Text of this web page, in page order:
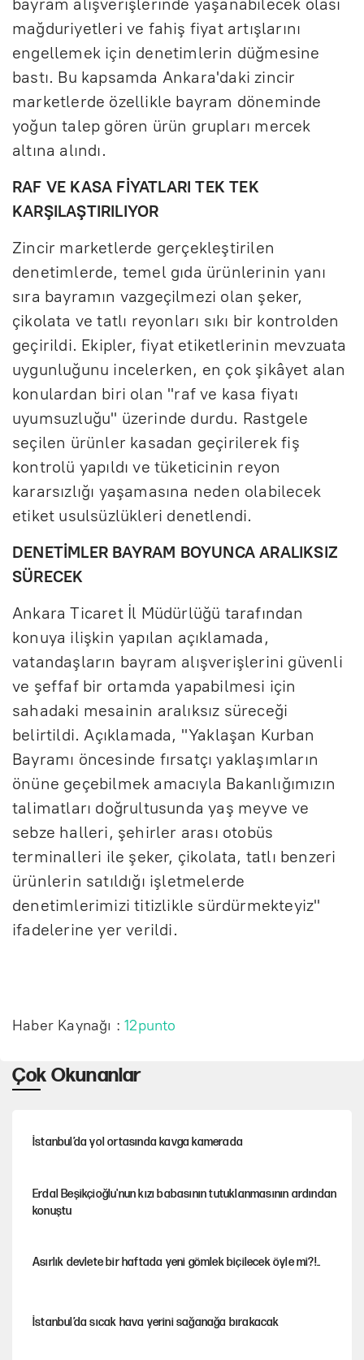
bayram alışverişlerinde yaşanabilecek olası
mağduriyetleri ve fahiş fiyat artışlarını
engellemek için denetimlerin düğmesine
bastı. Bu kapsamda Ankara'daki zincir
marketlerde özellikle bayram döneminde
yoğun talep gören ürün grupları mercek
altına alındı.
RAF VE KASA FİYATLARI TEK TEK
KARŞILAŞTIRILIYOR
Zincir marketlerde gerçekleştirilen
denetimlerde, temel gıda ürünlerinin yanı
sıra bayramın vazgeçilmezi olan şeker,
çikolata ve tatlı reyonları sıkı bir kontrolden
geçirildi. Ekipler, fiyat etiketlerinin mevzuata
uygunluğunu incelerken, en çok şikâyet alan
konulardan biri olan "raf ve kasa fiyatı
uyumsuzluğu" üzerinde durdu. Rastgele
seçilen ürünler kasadan geçirilerek fiş
kontrolü yapıldı ve tüketicinin reyon
kararsızlığı yaşamasına neden olabilecek
etiket usulsüzlükleri denetlendi.
DENETİMLER BAYRAM BOYUNCA ARALIKSIZ
SÜRECEK
Ankara Ticaret İl Müdürlüğü tarafından
konuya ilişkin yapılan açıklamada,
vatandaşların bayram alışverişlerini güvenli
ve şeffaf bir ortamda yapabilmesi için
sahadaki mesainin aralıksız süreceği
belirtildi. Açıklamada, "Yaklaşan Kurban
Bayramı öncesinde fırsatçı yaklaşımların
önüne geçebilmek amacıyla Bakanlığımızın
talimatları doğrultusunda yaş meyve ve
sebze halleri, şehirler arası otobüs
terminalleri ile şeker, çikolata, tatlı benzeri
ürünlerin satıldığı işletmelerde
denetimlerimizi titizlikle sürdürmekteyiz"
ifadelerine yer verildi.
Haber Kaynağı :12punto
Çok Okunanlar
İstanbul’da yol ortasında kavga kamerada
Erdal Beşikçioğlu'nun kızı babasının tutuklanmasının ardından
konuştu
Asırlık devlete bir haftada yeni gömlek biçilecek öyle mi?!..
İstanbul’da sıcak hava yerini sağanağa bırakacak